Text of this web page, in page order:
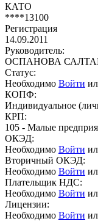
КАТО
****13100
Регистрация
14.09.2011
Руководитель:
ОСПАНОВА
Статус:
Необходимо Войти
КОПФ:
Индивидуальное
КРП:
105 - Малые
ОКЭД:
Необходимо Войти
Вторичный ОКЭД:
Необходимо Войти
Плательщик НДС:
Необходимо Войти
Лицензии:
Необходимо Войти